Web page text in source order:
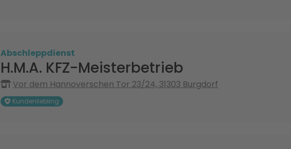
Abschleppdienst
H.M.A. KFZ-Meisterbetrieb
Vor dem Hannoverschen Tor 23/24, 31303 Burgdorf
Kundenliebling